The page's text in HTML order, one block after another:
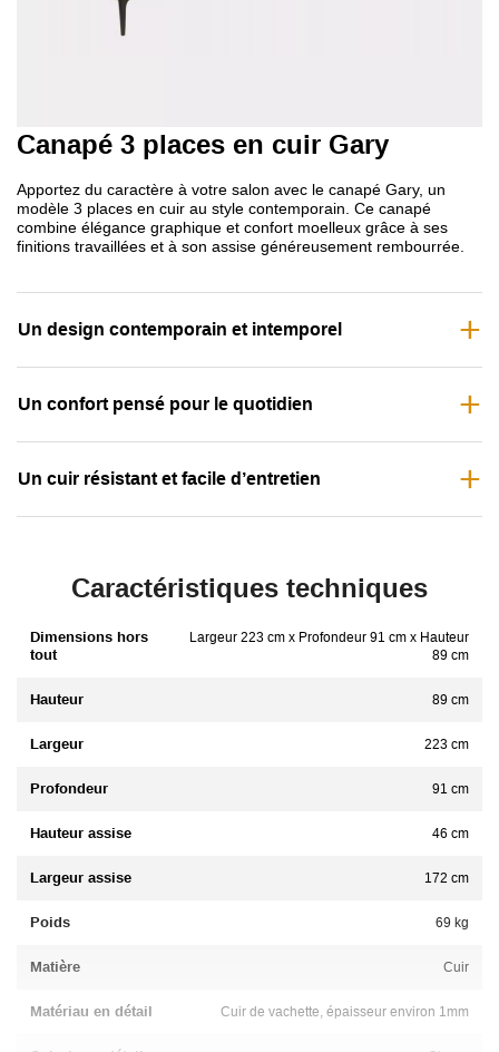
Canapé 3 places en cuir Gary
Apportez du caractère à votre salon avec le canapé Gary, un
modèle 3 places en cuir au style contemporain. Ce canapé
combine élégance graphique et confort moelleux grâce à ses
finitions travaillées et à son assise généreusement rembourrée.
Un design contemporain et intemporel
Un confort pensé pour le quotidien
Un cuir résistant et facile d’entretien
Caractéristiques techniques
Dimensions hors
tout
Largeur 223 cm x Profondeur 91 cm x Hauteur
89 cm
Hauteur 89 cm
Largeur 223 cm
Profondeur 91 cm
Hauteur assise 46 cm
Largeur assise 172 cm
Poids 69 kg
Matière Cuir
Matériau en détail Cuir de vachette, épaisseur environ 1mm